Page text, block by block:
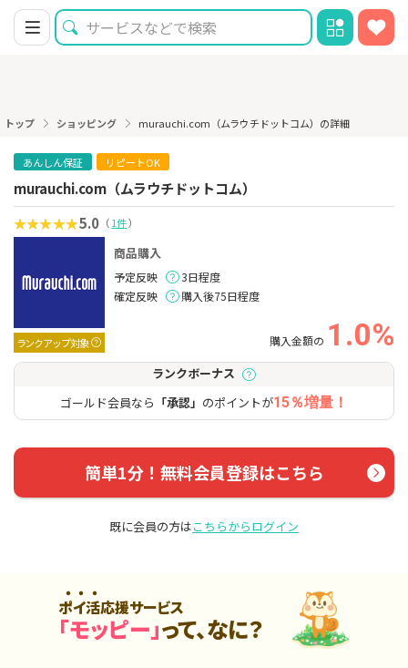
トップ ショッピング murauchi.com（ムラウチドットコム）の詳細
あんしん保証 リピートOK
murauchi.com（ムラウチドットコム）
5.0 （1件）
ランクアップ対象
商品購入
予定反映
3日程度
確定反映
購入後75日程度
購入金額の 1.0%
ランクボーナス
ゴールド会員なら 「承認」 のポイントが15％増量！
簡単1分！無料会員登録はこちら
既に会員の方はこちらからログイン
ポイ活応援サービス
「モッピー」って、なに？